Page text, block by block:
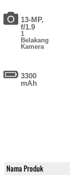
13-MP,
f/1.9
1
Belakang
Kamera
3300
mAh
Nama Produk